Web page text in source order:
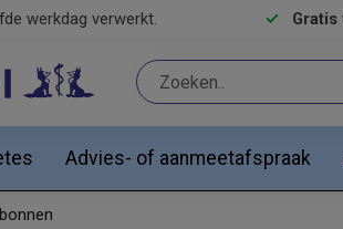
werkdag verwerkt. Gratis
Advies- of aanmeetafspraak